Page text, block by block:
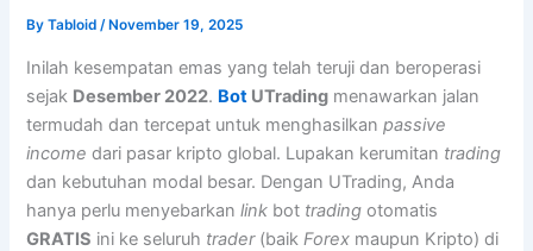
ByTabloid/ November 19, 2025
Inilah kesempatan emas yang telah teruji dan beroperasi
sejak Desember 2022. Bot UTrading menawarkan jalan
termudah dan tercepat untuk menghasilkanpassive
income dari pasar kripto global. Lupakan kerumitan trading
dan kebutuhan modal besar. Dengan UTrading, Anda
hanya perlu menyebarkanlink bot trading otomatis
GRATIS ini ke seluruh trader(baikForex maupun Kripto) di